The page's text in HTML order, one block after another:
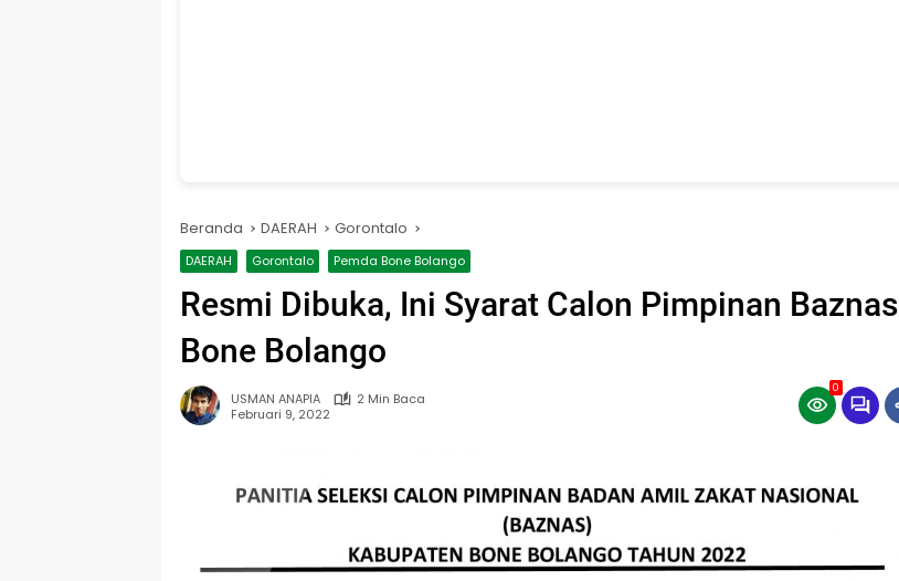
Beranda DAERAH Gorontalo
DAERAH Gorontalo Pemda Bone Bolango
Resmi Dibuka, Ini Syarat Calon Pimpinan Baznas
Bone Bolango
USMAN ANAPIA
2 Min Baca
Februari 9, 2022
0